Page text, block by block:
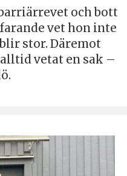
och bott
vet hon inte
stor. Däremot
vetat en sak –